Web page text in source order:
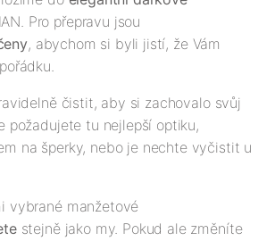
Pro přepravu jsou
, abychom si byli jistí, že Vám
čistit, aby si zachovalo svůj
požadujete tu nejlepší optiku,
na šperky, nebo je nechte vyčistit u
vybrané manžetové
stejně jako my. Pokud ale změníte